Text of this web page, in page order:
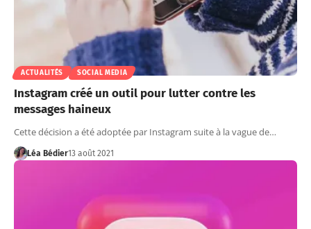
ACTUALITÉS SOCIAL MEDIA
Instagram créé un outil pour lutter contre les
messages haineux
Cette décision a été adoptée par Instagram suite à la vague de…
Léa Bédier13 août 2021